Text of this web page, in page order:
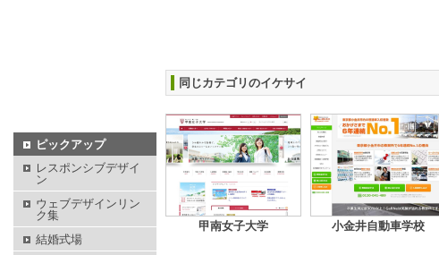
同じカテゴリのイケサイ
甲南女子大学 小金井自動車学校
ピックアップ
レスポンシブデザイ
ン
ウェブデザインリン
ク集
結婚式場